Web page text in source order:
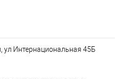
ул Интернациональная 45Б